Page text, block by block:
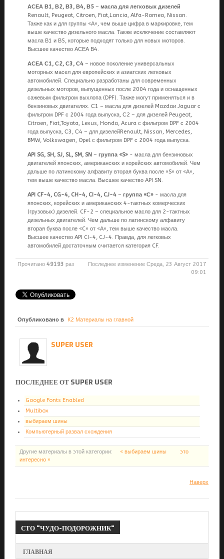
АСЕА В1, В2, В3, В4, В5– масла для легковых дизелей
Renault, Peugeot, Citroen, Fiat,Lancia, Alfa-Romeo, Nissan.
Также как и для группы «А», чем выше цифра в маркировке, тем
выше качество дизельного масла. Также исключение составляют
масла В1 и В5, которые подходят только для новых моторов.
Высшее качество АСЕА В4.
АСЕА С1, С2, С3, С4– новое поколение универсальных
моторных масел для европейских и азиатских легковых
автомобилей. Специально разработаны для современных
дизельных моторов, выпущенных после 2004 года и оснащенных
сажевым фильтром выхлопа (DPF). Также могут применяться и в
бензиновых двигателях. С1 – масла для дизелей Mazdaи Jaguar с
фильтром DPF с 2004 года выпуска, С2 – для дизелей Peugeot,
Citroen, Fiat,Toyota, Lexus, Honda, Acura с фильтром DPF с 2004
года выпуска, С3, С4 – для дизелейRenault, Nissan, Mercedes,
BMW, Volkswagen, Opel с фильтром DPF с 2004 года выпуска.
API SG, SH, SJ, SL, SM, SN– группа «S»- масла для бензиновых
двигателей японских, американских и корейских автомобилей. Чем
дальше по латинскому алфавиту вторая буква после «S» от «А»,
тем выше качество масла. Высшее качество API SN.
API CF-4, CG-4, CH-4, CI-4, CJ-4– группа «С»- масла для
японских, корейских и американских 4-тактных комерческих
(грузовых) дизелей. CF-2 – специальное масло для 2-тактных
дизельных двигателей. Чем дальше по латинскому алфавиту
вторая буква после «C» от «А», тем выше качество масла.
Высшее качество API CI-4, CJ-4. Правда, для легковых
автомобилей достаточным считается категория CF.
Прочитано 49193 раз
Последнее изменение Среда, 23 Август 2017
09:01
Опубликовано в К2 Материалы на главной
SUPER USER
ПОСЛЕДНЕЕ ОТ SUPER USER
Google Fonts Enabled
Multibox
выбираем шины
Компьютерный развал схождения
Другие материалы в этой категории: « выбираем шины
это
интересно »
Наверх
СТО "ЧУДО-ПОДОРОЖНИК"
ГЛАВНАЯ